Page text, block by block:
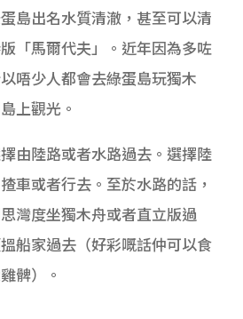
島出名水質清澈，甚至可以清
「馬爾代夫」。近年因為多咗
唔少人都會去綠蛋島玩獨木
上觀光。
由陸路或者水路過去。選擇陸
車或者行去。至於水路的話，
灣度坐獨木舟或者直立版過
船家過去（好彩嘅話仲可以食
髀）。